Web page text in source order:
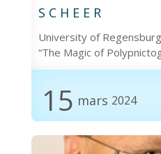
SCHEER
University of
“The Magic of
15 mars 2024